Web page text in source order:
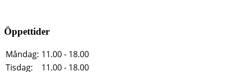
Öppettider
Måndag: 11.00 - 18.00
Tisdag:
11.00 - 18.00